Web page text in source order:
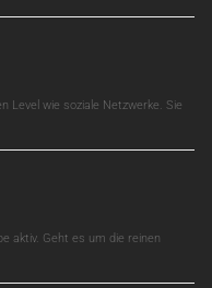
Level wie soziale Netzwerke. Sie
aktiv. Geht es um die reinen